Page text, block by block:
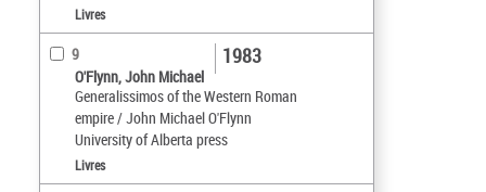
Livres
9
O'Flynn, John Michael
Generalissimos of the Western Roman
empire / John Michael O'Flynn
University of Alberta press
1983
Livres